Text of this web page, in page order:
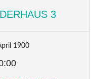
3
1900